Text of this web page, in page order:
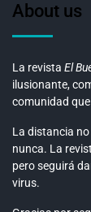
About us
La revista El
ilusionante,
comunidad
La distancia
nunca. La
pero seguirá
virus.